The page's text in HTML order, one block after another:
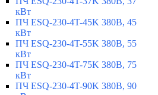
кВт
ПЧ ESQ-230-4T-45K 380В, 45
кВт
ПЧ ESQ-230-4T-55K 380В, 55
кВт
ПЧ ESQ-230-4T-75K 380В, 75
кВт
ПЧ ESQ-230-4T-90K 380В, 90